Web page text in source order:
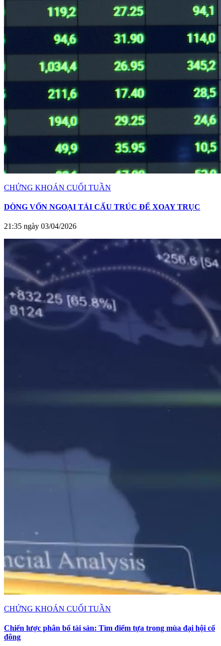
CHỨNG KHOÁN CUỐI TUẦN
DÒNG VỐN NGOẠI TÁI CẤU TRÚC ĐỂ XOAY TRỤC
21:35 ngày 03/04/2026
CHỨNG KHOÁN CUỐI TUẦN
Chiến lược phân bổ tài sản: Tìm điểm tựa trong mùa đại hội cổ
đông